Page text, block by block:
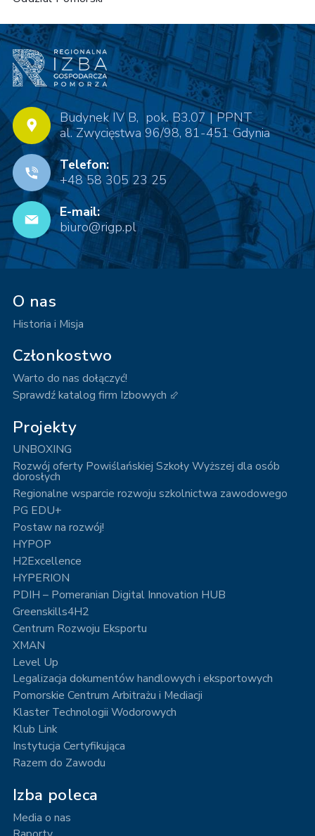
Budynek IV B, pok. B3.07 | PPNT
al. Zwycięstwa 96/98, 81-451 Gdynia
Telefon:
+48 58 305 23 25
E-mail:
biuro@rigp.pl
O nas
Historia i Misja
Członkostwo
Warto do nas dołączyć!
Sprawdź katalog firm Izbowych ⬃
Projekty
UNBOXING
Rozwój oferty Powiślańskiej Szkoły Wyższej dla osób
dorosłych
Regionalne wsparcie rozwoju szkolnictwa zawodowego
PG EDU+
Postaw na rozwój!
HYPOP
H2Excellence
HYPERION
PDIH – Pomeranian Digital Innovation HUB
Greenskills4H2
Centrum Rozwoju Eksportu
XMAN
Level Up
Legalizacja dokumentów handlowych i eksportowych
Pomorskie Centrum Arbitrażu i Mediacji
Klaster Technologii Wodorowych
Klub Link
Instytucja Certyfikująca
Razem do Zawodu
Izba poleca
Media o nas